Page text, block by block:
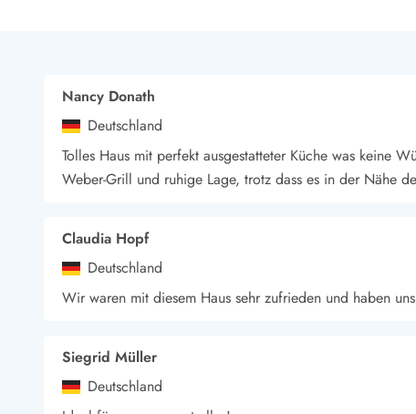
Nancy Donath
Deutschland
Tolles Haus mit perfekt ausgestatteter Küche was keine
Weber-Grill und ruhige Lage, trotz dass es in der Nähe
Claudia Hopf
Deutschland
Wir waren mit diesem Haus sehr zufrieden und haben
Siegrid Müller
Deutschland